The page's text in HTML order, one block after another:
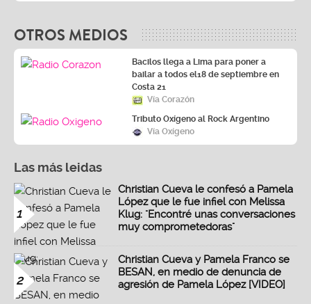
OTROS MEDIOS
Bacilos llega a Lima para poner a
bailar a todos el18 de septiembre en
Costa 21
Vía Corazón
Tributo Oxígeno al Rock Argentino
Vía Oxígeno
Las más leidas
1
Christian Cueva le confesó a Pamela
López que le fue infiel con Melissa
Klug: "Encontré unas conversaciones
muy comprometedoras"
2
Christian Cueva y Pamela Franco se
BESAN, en medio de denuncia de
agresión de Pamela López [VIDEO]